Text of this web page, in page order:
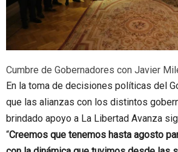
Cumbre de Gobernadores con Javier
En la toma de decisiones políticas del
que las alianzas con los distintos
brindado apoyo a La Libertad Avanza
“Creemos que tenemos hasta agosto